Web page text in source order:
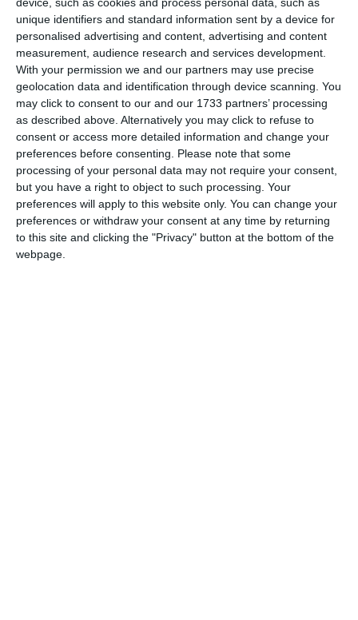
device, such as cookies and process personal data, such as
unique identifiers and standard information sent by a device for
personalised advertising and content, advertising and content
measurement, audience research and services development.
With your permission we and our partners may use precise
geolocation data and identification through device scanning. You
may click to consent to our and our 1733 partners’ processing
as described above. Alternatively you may click to refuse to
consent or access more detailed information and change your
preferences before consenting. Please note that some
processing of your personal data may not require your consent,
but you have a right to object to such processing. Your
preferences will apply to this website only. You can change your
preferences or withdraw your consent at any time by returning
to this site and clicking the "Privacy" button at the bottom of the
webpage.
publicului despre evoluția acțiunilor întreprinse.
Precizăm că percheziţia domiciliară este un procedeu
probatoriu reglementat de Codul de procedură penală, în
vederea descoperirii și strângerii probelor necesare
soluţionării cauzei, care nu poate, în nicio situaţie, să
înfrângă principiul prezumţiei de nevinovăţie.
Citește și: